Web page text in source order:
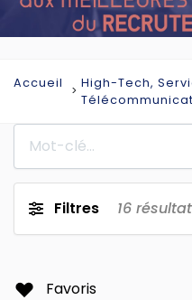
Accueil
High-Tech,
Filtres 16
Favoris